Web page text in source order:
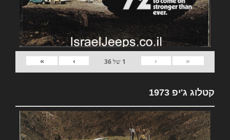
«
‹
1 של36
›
»
קטלוג ג'יפ 1973